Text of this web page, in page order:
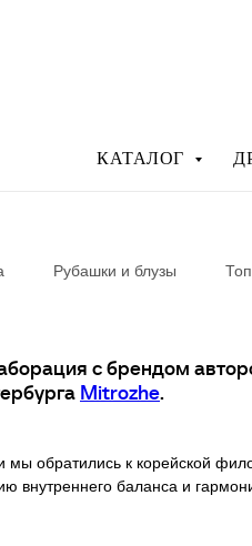
КАТАЛОГ
Рубашки и блузы
с брендом
Mitrozhe.
мы обратились к корейской
внутреннего баланса и